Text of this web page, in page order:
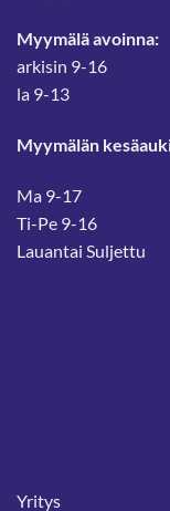
Myymälä avoinna:
arkisin 9-16
la 9-13
Myymälän
Ma 9-17
Ti-Pe 9-16
Lauantai Suljettu
Yritys